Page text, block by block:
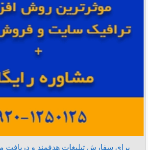
برای سفارش تبلیغات هدفمند و دریافت